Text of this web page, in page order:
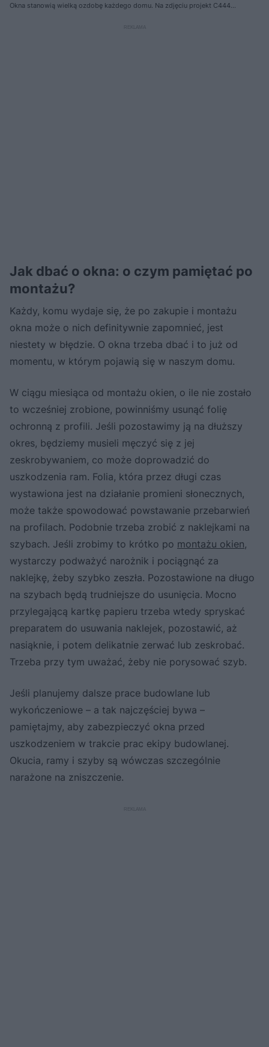
Okna stanowią wielką ozdobę każdego domu. Na zdjęciu projekt C444w
Jak dbać o okna: o czym pamiętać po
montażu?
Każdy, komu wydaje się, że po zakupie i montażu
okna może o nich definitywnie zapomnieć, jest
niestety w błędzie. O okna trzeba dbać i to już od
momentu, w którym pojawią się w naszym domu.
W ciągu miesiąca od montażu okien, o ile nie zostało
to wcześniej zrobione, powinniśmy usunąć folię
ochronną z profili. Jeśli pozostawimy ją na dłuższy
okres, będziemy musieli męczyć się z jej
zeskrobywaniem, co może doprowadzić do
uszkodzenia ram. Folia, która przez długi czas
wystawiona jest na działanie promieni słonecznych,
może także spowodować powstawanie przebarwień
na profilach. Podobnie trzeba zrobić z naklejkami na
szybach. Jeśli zrobimy to krótko po montażu okien,
wystarczy podważyć narożnik i pociągnąć za
naklejkę, żeby szybko zeszła. Pozostawione na długo
na szybach będą trudniejsze do usunięcia. Mocno
przylegającą kartkę papieru trzeba wtedy spryskać
preparatem do usuwania naklejek, pozostawić, aż
nasiąknie, i potem delikatnie zerwać lub zeskrobać.
Trzeba przy tym uważać, żeby nie porysować szyb.
Jeśli planujemy dalsze prace budowlane lub
wykończeniowe – a tak najczęściej bywa –
pamiętajmy, aby zabezpieczyć okna przed
uszkodzeniem w trakcie prac ekipy budowlanej.
Okucia, ramy i szyby są wówczas szczególnie
narażone na zniszczenie.